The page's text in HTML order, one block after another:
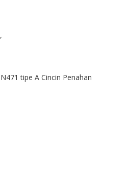
tipe A Cincin Penahan